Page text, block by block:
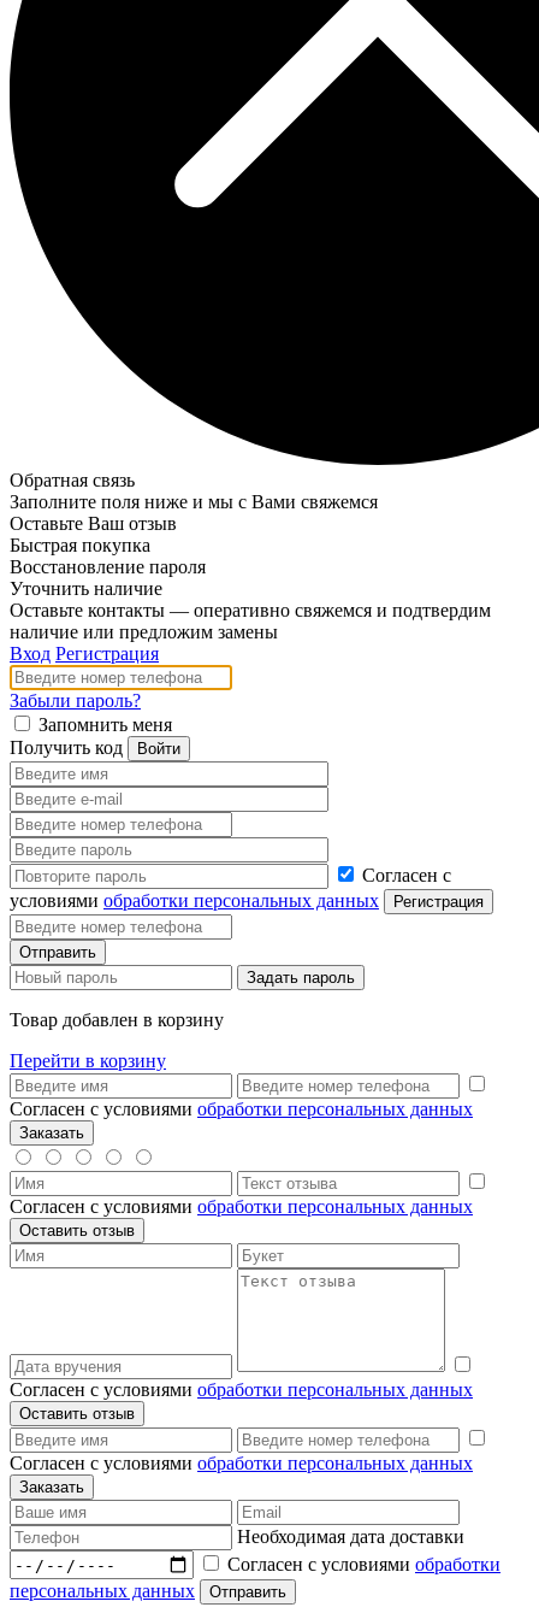
Обратная связь
Заполните поля ниже и мы с Вами свяжемся
Оставьте Ваш отзыв
Быстрая покупка
Восстановление пароля
Уточнить наличие
Оставьте контакты — оперативно свяжемся и подтвердим
наличие или предложим замены
Вход Регистрация
Забыли пароль?
Запомнить меня
Получить код
Согласен с
условиями обработки персональных данных
Товар добавлен в корзину
Перейти в корзину
Согласен с условиями обработки персональных данных
Согласен с условиями обработки персональных данных
Согласен с условиями обработки персональных данных
Согласен с условиями обработки персональных данных
Необходимая дата доставки
Согласен с условиями обработки
персональных данных